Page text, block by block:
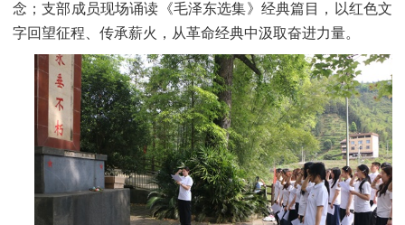
念；支部成员现场诵读《毛泽东选集》经典篇目，以红色文
字回望征程、传承薪火，从革命经典中汲取奋进力量。